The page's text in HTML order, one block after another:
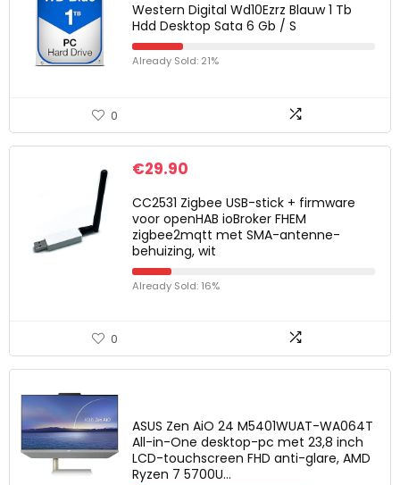
Western Digital Wd10Ezrz Blauw 1 Tb
Hdd Desktop Sata 6 Gb / S
Already Sold: 21%
0
€29.90
CC2531 Zigbee USB-stick + firmware
voor openHAB ioBroker FHEM
zigbee2mqtt met SMA-antenne-
behuizing, wit
Already Sold: 16%
0
ASUS Zen AiO 24 M5401WUAT-WA064T
All-in-One desktop-pc met 23,8 inch
LCD-touchscreen FHD anti-glare, AMD
Ryzen 7 5700U…